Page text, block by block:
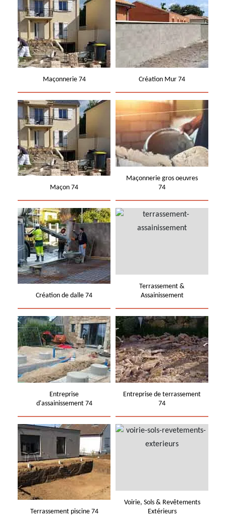
Maçonnerie 74 Création Mur 74
Maçon 74
Maçonnerie gros oeuvres
74
Création de dalle 74
Terrassement &
Assainissement
Entreprise
d'assainissement 74
Entreprise de terrassement
74
Terrassement piscine 74
Voirie, Sols & Revêtements
Extérieurs